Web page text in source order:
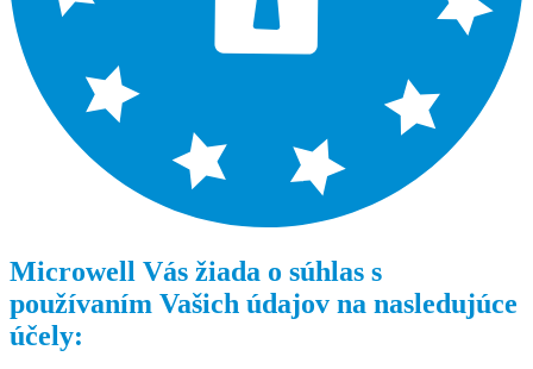
Microwell Vás žiada o súhlas s
používaním Vašich údajov na nasledujúce
účely: